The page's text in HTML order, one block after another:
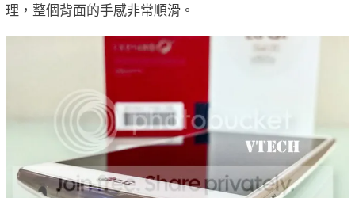
理，整個背面的手感非常順滑。